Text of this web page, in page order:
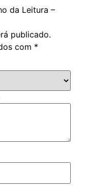
da Leitura –
publicado.
com *